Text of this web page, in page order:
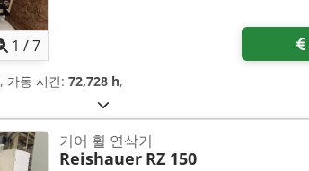
1 /7
, 가동 시간: 72,728 h,
기어 휠 연삭기
Reishauer RZ 150